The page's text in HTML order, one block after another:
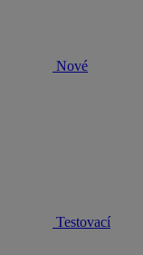
Nové
Testovací